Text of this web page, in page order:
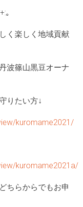
｡
く楽しく地域貢献
波篠山黒豆オーナ
りたい方↓
kuromame2021/
kuromame2021a/
ちらからでもお申